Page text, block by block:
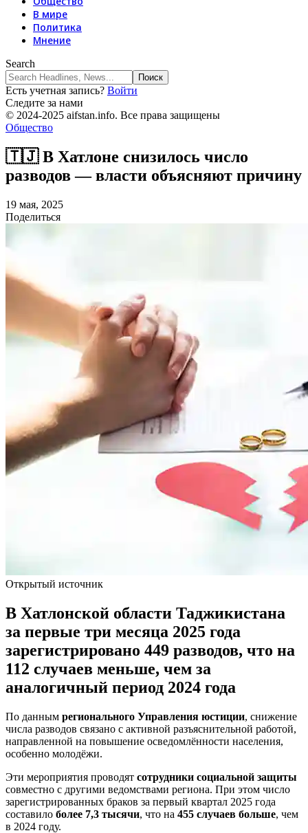
В мире
Политика
Мнение
Search
Есть учетная запись? Войти
Следите за нами
© 2024-2025 aifstan.info. Все права защищены
Общество
🇹🇯 В Хатлоне снизилось число
разводов — власти объясняют причину
19 мая, 2025
Поделиться
Открытый источник
В Хатлонской области Таджикистана
за первые три месяца 2025 года
зарегистрировано 449 разводов, что на
112 случаев меньше, чем за
аналогичный период 2024 года
По данным регионального Управления юстиции, снижение
числа разводов связано с активной разъяснительной работой,
направленной на повышение осведомлённости населения,
особенно молодёжи.
Эти мероприятия проводят сотрудники социальной защиты
совместно с другими ведомствами региона. При этом число
зарегистрированных браков за первый квартал 2025 года
составило более 7,3 тысячи, что на 455 случаев больше, чем
в 2024 году.